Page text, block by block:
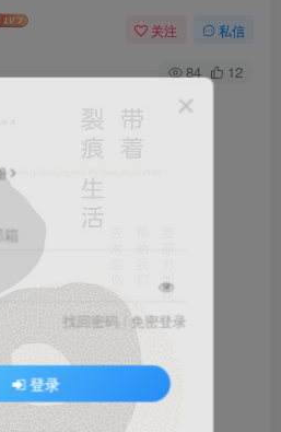
关注 私信
84 12
找回密码 |免密登录
登录